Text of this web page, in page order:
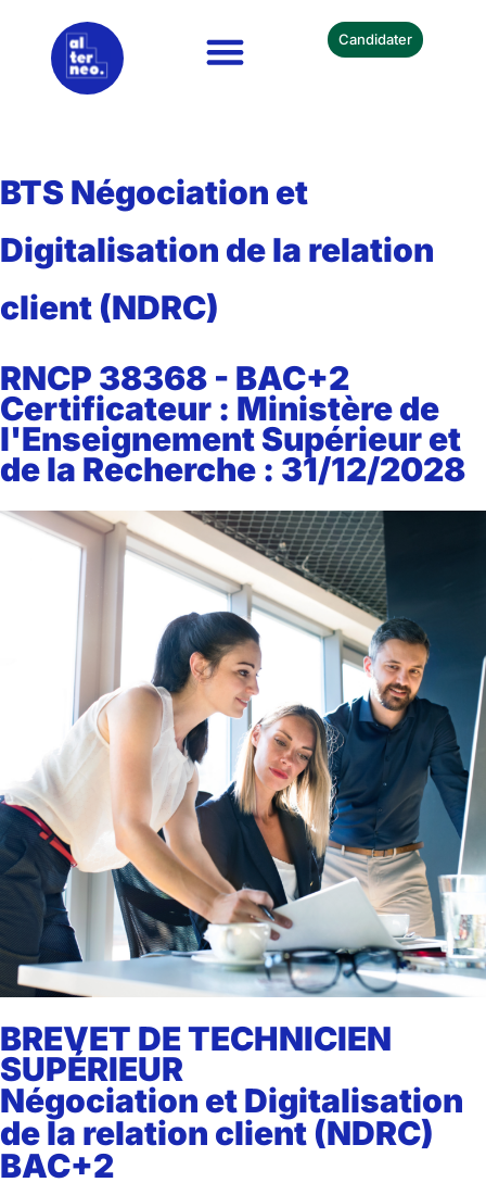
Candidater
BTS Négociation et
Digitalisation de la relation
client (NDRC)
RNCP 38368 - BAC+2
Certificateur : Ministère de
l'Enseignement Supérieur et
de la Recherche : 31/12/2028
BREVET DE TECHNICIEN
SUPÉRIEUR
Négociation et Digitalisation
de la relation client (NDRC)
BAC+2